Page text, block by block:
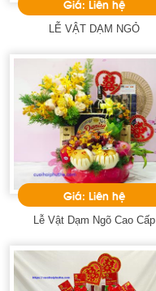
Giá: Liên hệ
LỄ VẬT DẠM NGỎ
Giá: Liên hệ
Lễ Vật Dạm Ngõ Cao Cấp